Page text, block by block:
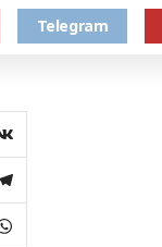
Telegram